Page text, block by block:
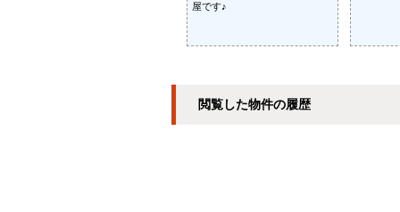
屋です♪
閲覧した物件の履歴